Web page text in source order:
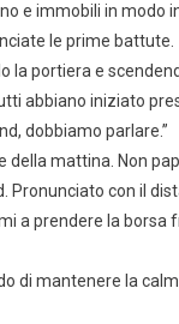
e immobili in
le prime battute.
la portiera e
abbiano iniziato
dobbiamo parlare.”
mattina. Non
Pronunciato con il
a prendere la
di mantenere la